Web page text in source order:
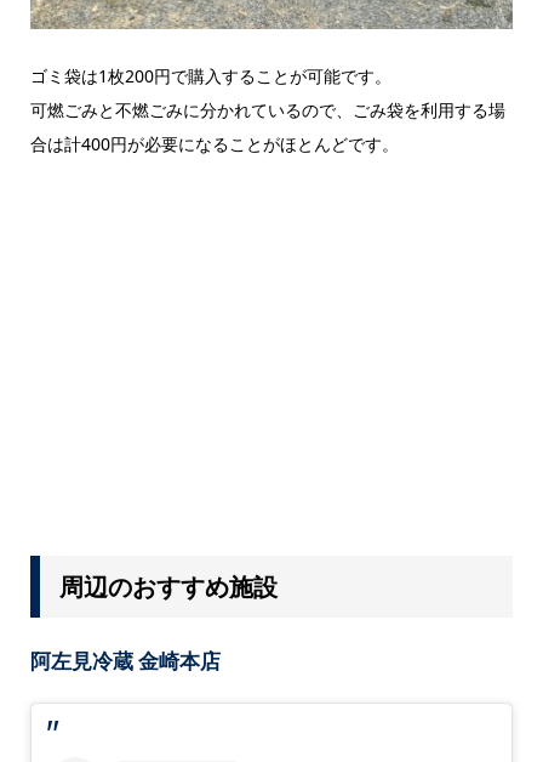
ゴミ袋は1枚200円で購入することが可能です。
可燃ごみと不燃ごみに分かれているので、ごみ袋を利用する場
合は計400円が必要になることがほとんどです。
周辺のおすすめ施設
阿左見冷蔵 金崎本店